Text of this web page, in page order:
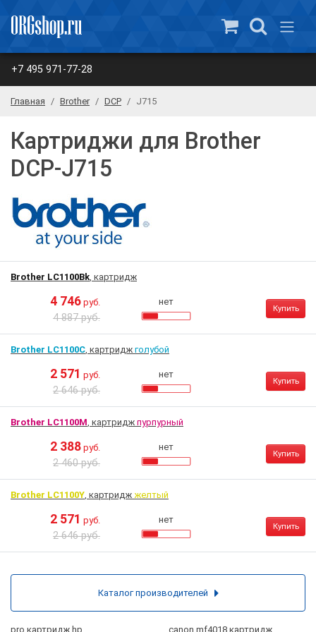
+7 495 971-77-28
Главная Brother DCP J715
Картриджи для Brother
DCP-J715
Brother LC1100Bk, картридж
4 746 руб.
4 887 руб.
нет
Купить
Brother LC1100C, картридж голубой
2 571 руб.
2 646 руб.
нет
Купить
Brother LC1100M, картридж пурпурный
2 388 руб.
2 460 руб.
нет
Купить
Brother LC1100Y, картридж желтый
2 571 руб.
2 646 руб.
нет
Купить
pro картридж hp canon mf4018 картридж